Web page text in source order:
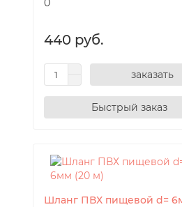
0
440 руб.
заказать
Шланг ПВХ пищевой d=